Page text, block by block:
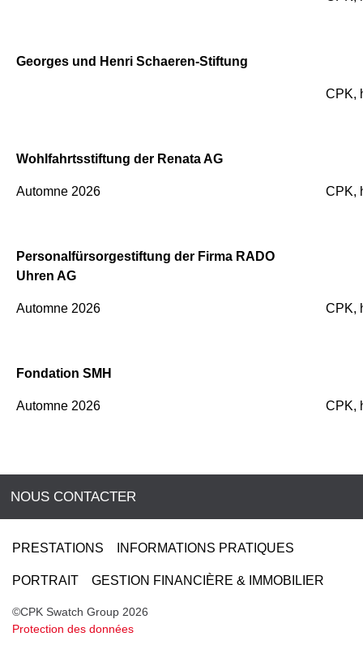
Georges und Henri Schaeren-Stiftung
CPK,
Wohlfahrtsstiftung der Renata AG
Automne 2026 CPK,
Personalfürsorgestiftung der Firma RADO
Uhren AG
Automne 2026 CPK,
Fondation SMH
Automne 2026 CPK,
NOUS CONTACTER
©CPK Swatch Group 2026
Protection des données
PRESTATIONS INFORMATIONS PRATIQUES
PORTRAIT GESTION FINANCIÈRE & IMMOBILIER